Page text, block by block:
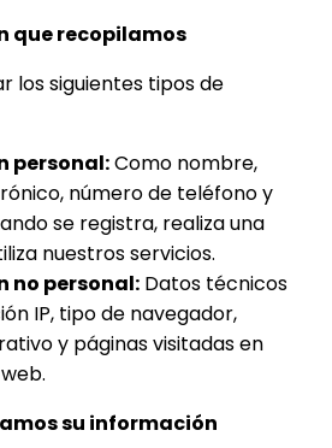
que recopilamos
los siguientes tipos de
personal:Como nombre,
número de teléfono y
se registra, realiza una
nuestros servicios.
no personal: Datos técnicos
IP, tipo de navegador,
y páginas visitadas en
su información